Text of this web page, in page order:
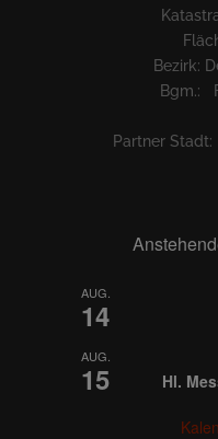
Bezirk:
Bgm.:
Partner Stadt:
AUG.
14
AUG.
15 Hl.